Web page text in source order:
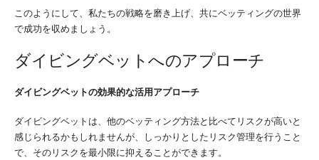
このようにして、私たちの戦略を磨き上げ、共にベッティングの世界
で成功を収めましょう。
ダイビングベットへのアプローチ
ダイビングベットの効果的な活用アプローチ
ダイビングベットは、他のベッティング方法と比べてリスクが高いと
感じられるかもしれませんが、しっかりとしたリスク管理を行うこと
で、そのリスクを最小限に抑えることができます。